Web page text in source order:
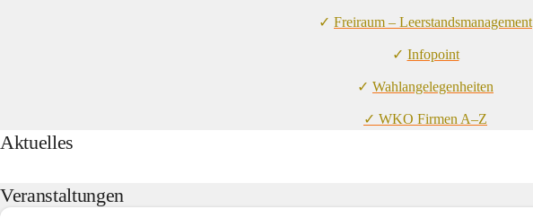
✓ Freiraum – Leerstandsmanagement
✓ Infopoint
✓ Wahlangelegenheiten
✓ WKO Firmen A–Z
Aktuelles
Veranstaltungen